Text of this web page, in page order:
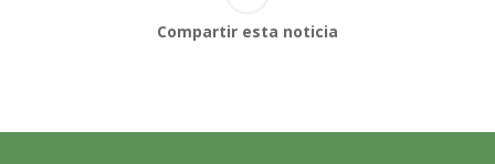
Compartir esta noticia